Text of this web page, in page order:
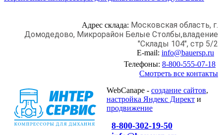
Адрес склада: Московская область, г.
Домодедово, Микрорайон Белые Столбы,владение
"Склады 104", стр 5/2
E-mail: info@bauersp.ru
Телефоны: 8-800-555-07-18
Смотреть все контакты
WebCanape - создание сайтов,
настройка Яндекс Директ и
продвижение
8-800-302-19-50